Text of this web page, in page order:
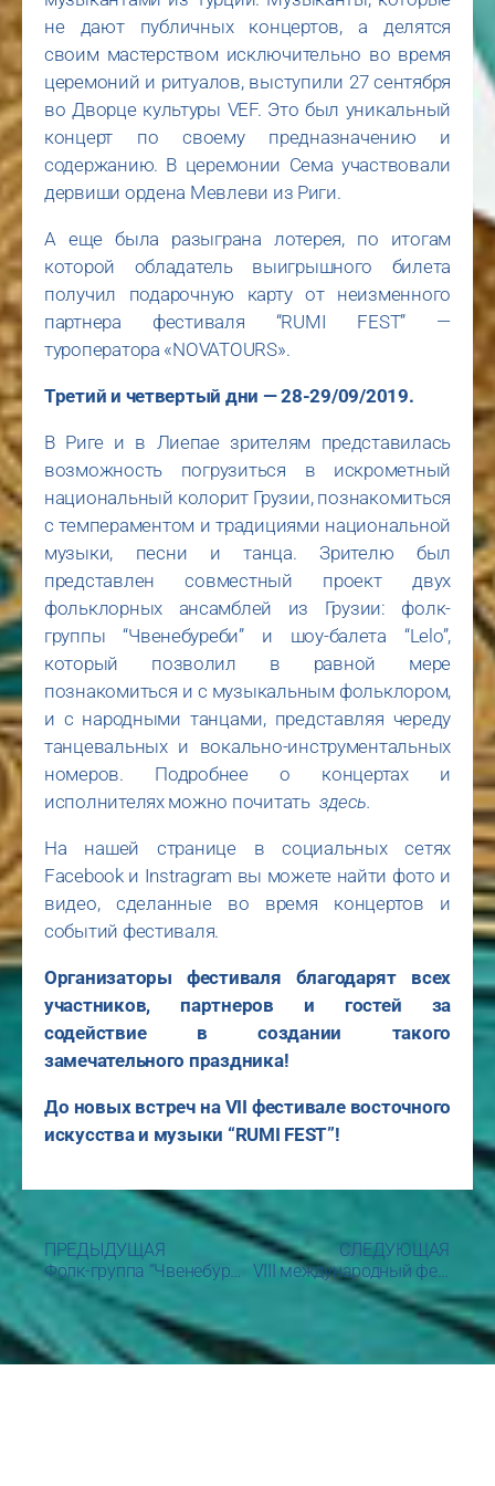
не дают публичных концертов, а делятся
своим мастерством исключительно во время
церемоний и ритуалов, выступили 27 сентября
во Дворце культуры VEF. Это был уникальный
концерт по своему предназначению и
содержанию. В церемонии Сема участвовали
дервиши ордена Мевлеви из Риги.
А еще была разыграна лотерея, по итогам
которой обладатель выигрышного билета
получил подарочную карту от неизменного
партнера фестиваля “RUMI FEST” —
туроператора «NOVATOURS».
Третий и четвертый дни — 28-29/09/2019.
В Риге и в Лиепае зрителям представилась
возможность погрузиться в искрометный
национальный колорит Грузии, познакомиться
с темпераментом и традициями национальной
музыки, песни и танца. Зрителю был
представлен совместный проект двух
фольклорных ансамблей из Грузии: фолк-
группы “Чвенебуреби” и шоу-балета “Lelo”,
который позволил в равной мере
познакомиться и с музыкальным фольклором,
и с народными танцами, представляя череду
танцевальных и вокально-инструментальных
номеров. Подробнее о концертах и
исполнителях можно почитать здесь.
На нашей странице в социальных сетях
Facebook и Instragram вы можете найти фото и
видео, сделанные во время концертов и
событий фестиваля.
Организаторы фестиваля благодарят всех
участников, партнеров и гостей за
содействие в создании такого
замечательного праздника!
До новых встреч на VII фестивале восточного
искусства и музыки “RUMI FEST”!
ПРЕДЫДУЩАЯ
СЛЕДУЮЩАЯ
VIII международный фестиваль восточного искусства и музыки “RUMI FEST”